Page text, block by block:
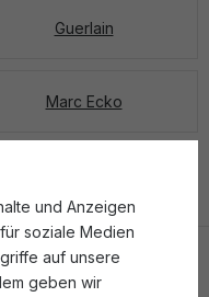
Guerlain
Marc Ecko
und Anzeigen
soziale Medien
auf unsere
geben wir